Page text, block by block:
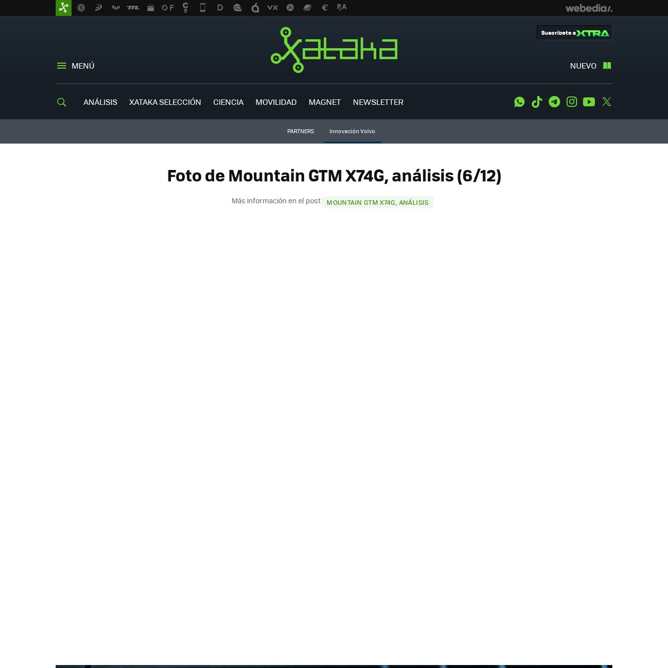
MENÚ NUEVO
Suscríbete a
ANÁLISIS XATAKA SELECCIÓN CIENCIA MOVILIDAD MAGNET NEWSLETTER WhatsApp
Tiktok TelegramInstagramYoutube
PARTNERS Innovación Volvo
Foto de Mountain GTM X74G, análisis (6/12)
Más información en el post MOUNTAIN GTM X74G, ANÁLISIS